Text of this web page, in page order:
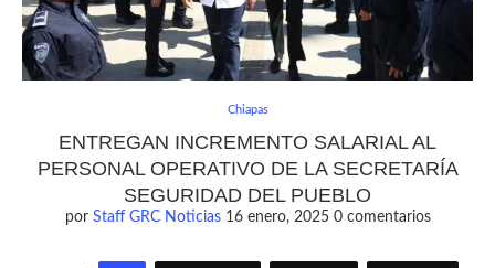
Chiapas
ENTREGAN INCREMENTO SALARIAL AL
PERSONAL OPERATIVO DE LA SECRETARÍA
SEGURIDAD DEL PUEBLO
por Staff GRC Noticias 16 enero, 2025 0 comentarios